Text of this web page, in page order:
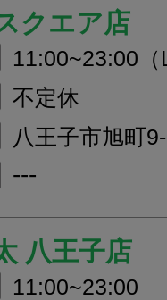
クエア店
11:00~23:00
不定休
八王子市旭町
---
八王子店
11:00~23:00